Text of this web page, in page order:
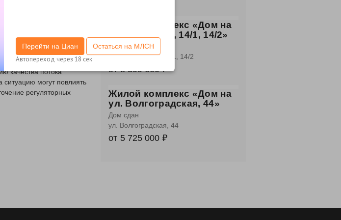
ипотечных заявок
по маркетингу НБКИ
к ипотечному
ипотечных заявок
качества потока
могут повлиять
регуляторных
Жилой комплекс «Дом на
пр. Комарова, 14/1, 14/2»
сдан
пр-кт Комарова, 14/1, 14/2
от8 300 000 ₽
Жилой комплекс «Дом на
ул. Волгоградская, 44»
Дом сдан
ул. Волгоградская, 44
от 5 725 000 ₽
Перейти на Циан Остаться на МЛСН
Автопереход через 18 сек